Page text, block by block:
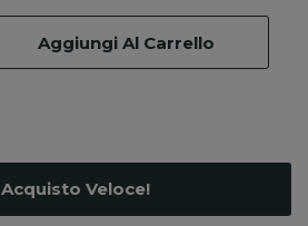
Aggiungi Al Carrello
Acquisto Veloce!